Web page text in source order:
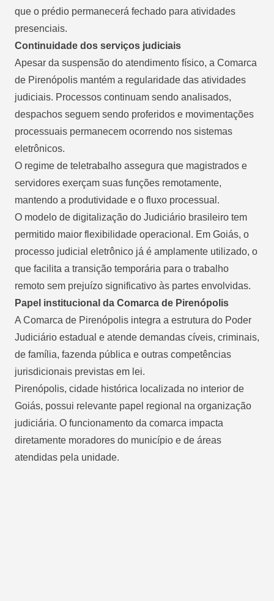
que o prédio permanecerá fechado para atividades
presenciais.
Continuidade dos serviços judiciais
Apesar da suspensão do atendimento físico, a Comarca
de Pirenópolis mantém a regularidade das atividades
judiciais. Processos continuam sendo analisados,
despachos seguem sendo proferidos e movimentações
processuais permanecem ocorrendo nos sistemas
eletrônicos.
O regime de teletrabalho assegura que magistrados e
servidores exerçam suas funções remotamente,
mantendo a produtividade e o fluxo processual.
O modelo de digitalização do Judiciário brasileiro tem
permitido maior flexibilidade operacional. Em Goiás, o
processo judicial eletrônico já é amplamente utilizado, o
que facilita a transição temporária para o trabalho
remoto sem prejuízo significativo às partes envolvidas.
Papel institucional da Comarca de Pirenópolis
A Comarca de Pirenópolis integra a estrutura do Poder
Judiciário estadual e atende demandas cíveis, criminais,
de família, fazenda pública e outras competências
jurisdicionais previstas em lei.
Pirenópolis, cidade histórica localizada no interior de
Goiás, possui relevante papel regional na organização
judiciária. O funcionamento da comarca impacta
diretamente moradores do município e de áreas
atendidas pela unidade.